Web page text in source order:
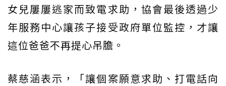
女兒屢屢逃家而致電求助，協會最後透過少
年服務中心讓孩子接受政府單位監控，才讓
這位爸爸不再提心吊膽。
蔡慈涵表示，「讓個案願意求助、打電話向